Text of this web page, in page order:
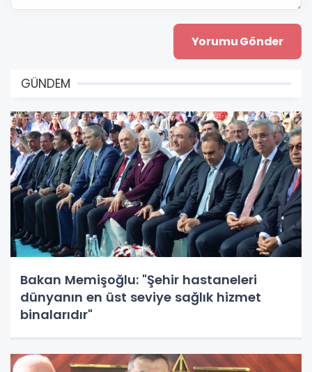
GÜNDEM
Bakan Memişoğlu: "Şehir hastaneleri
dünyanın en üst seviye sağlık hizmet
binalarıdır"